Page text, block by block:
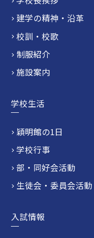
建学の精神・沿革
校訓・校歌
制服紹介
施設案内
学校生活
穎明館の1日
学校行事
部・同好会活動
生徒会・委員会活動
入試情報